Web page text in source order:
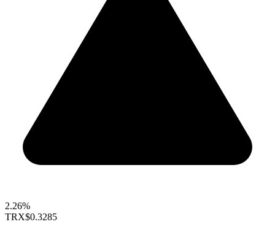
2.26%
TRX$0.3285